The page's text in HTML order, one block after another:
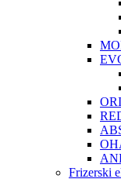
Frizerski